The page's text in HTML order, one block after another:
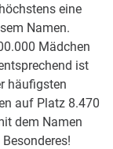
eine
Namen.
Mädchen
ist
häufigsten
auf Platz 8.470
dem Namen